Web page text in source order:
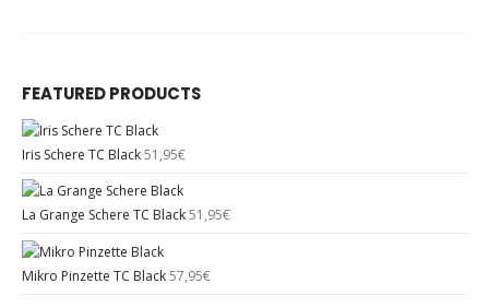
FEATURED PRODUCTS
Iris Schere TC Black51,95€
La Grange Schere TC Black51,95€
Mikro Pinzette TC Black57,95€